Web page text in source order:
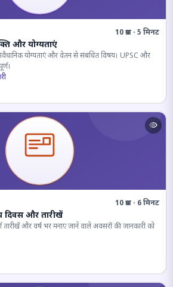
10 प्रश्न · 5 मिनट
और योग्यताएं
संवैधानिक योग्यताएं और वेतन से संबंधित विषय। UPSC और
10 प्रश्न · 6 मिनट
दिवस और तारीखें
तारीखें और वर्ष भर मनाए जाने वाले अवसरों की जानकारी को